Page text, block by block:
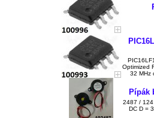
Optimized
32 MHz
Pípák
2487 /
DC D =